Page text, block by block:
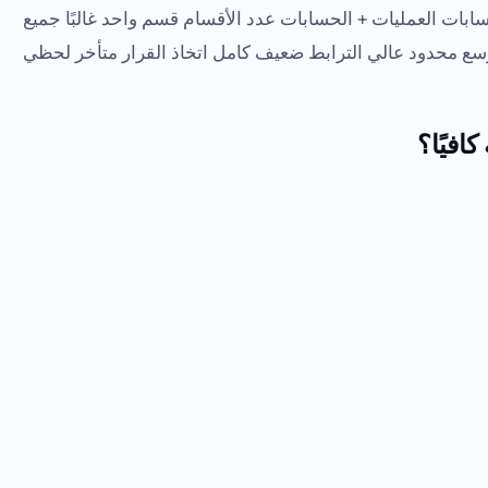
العمليات + الحسابات عدد الأقسام قسم واحد غالبًا جميع
محدود عالي الترابط ضعيف كامل اتخاذ القرار متأخر لحظي